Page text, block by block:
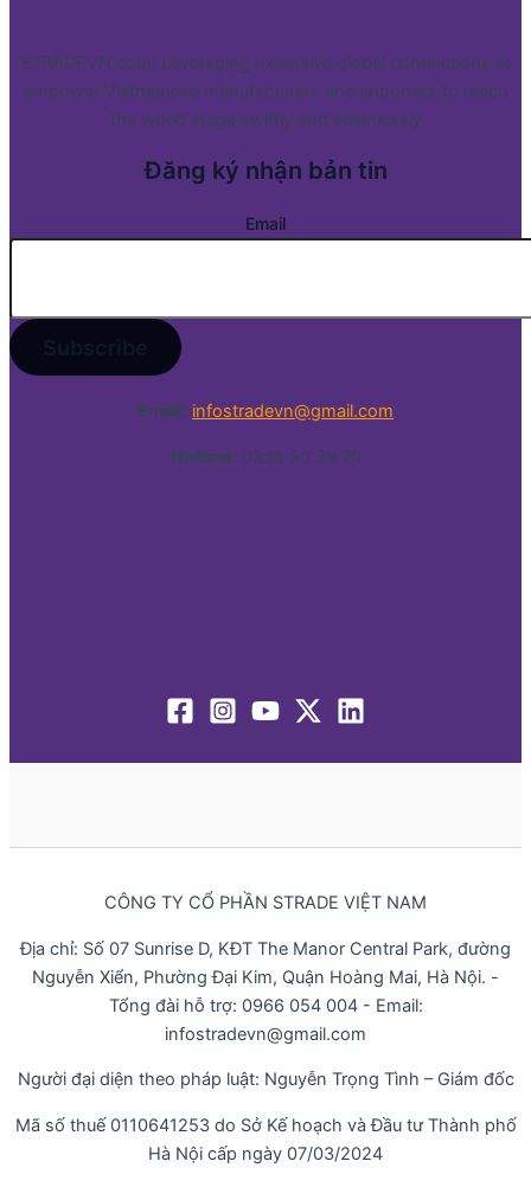
STRADEVN.com: Leveraging extensive global connections to
empower Vietnamese manufacturers and importers to reach
the world stage swiftly and seamlessly
Đăng ký nhận bản tin
Email
Email: infostradevn@gmail.com
Hotline: 0338 50 39 79
CÔNG TY CỔ PHẦN STRADE VIỆT NAM
Địa chỉ: Số 07 Sunrise D, KĐT The Manor Central Park, đường
Nguyễn Xiển, Phường Đại Kim, Quận Hoàng Mai, Hà Nội. -
Tổng đài hỗ trợ: 0966 054 004 - Email:
infostradevn@gmail.com
Người đại diện theo pháp luật: Nguyễn Trọng Tình – Giám đốc
Mã số thuế 0110641253 do Sở Kế hoạch và Đầu tư Thành phố
Hà Nội cấp ngày 07/03/2024